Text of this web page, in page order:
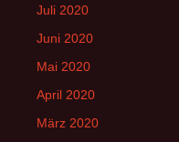
Juli 2020
Juni 2020
Mai 2020
April 2020
März 2020